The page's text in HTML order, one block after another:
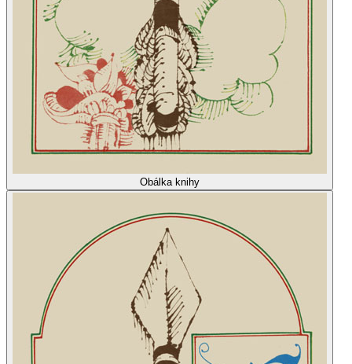
Obálka knihy